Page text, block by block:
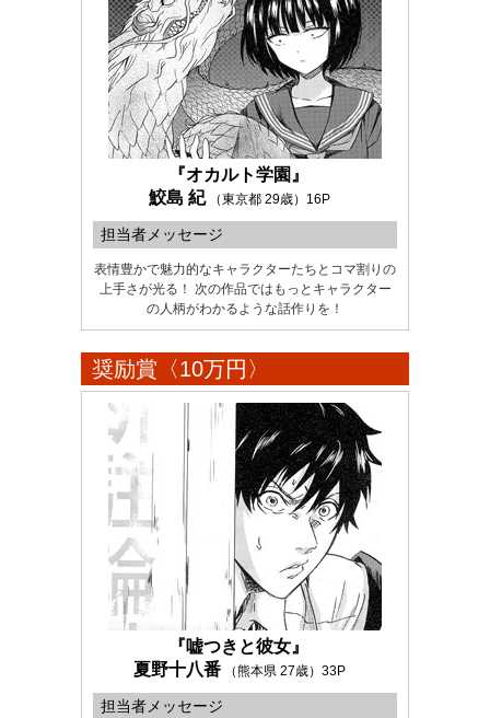
『オカルト学園』
鮫島 紀
（東京都 29歳）16P
担当者メッセージ
表情豊かで魅力的なキャラクターたちとコマ割りの
上手さが光る！ 次の作品ではもっとキャラクター
の人柄がわかるような話作りを！
奨励賞〈10万円〉
『嘘つきと彼女』
夏野十八番
（熊本県 27歳）33P
担当者メッセージ